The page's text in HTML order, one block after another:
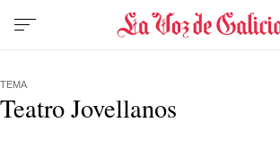
TEMA
Teatro Jovellanos